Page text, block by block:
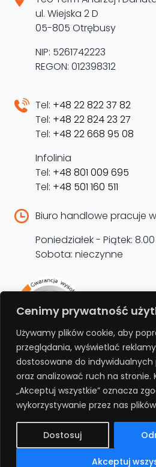
Cenimy prywatność
Używamy plików cookie, aby
przeglądania, wyświetlać
dostosowane do
oraz analizować ruch na stronie.
„Akceptuj wszystkie” oznacza
wykorzystywanie przez nas
Dostosuj
Akceptuj
ul. Wiejska 2 D
05-805 Otrębusy
NIP: 5261742223
REGON: 012398312
Tel: +48 22 822 37 82
Tel: +48 22 824 23 27
Tel: +48 22 668 95 08
Infolinia
Tel: +48 801 009 695
Tel: +48 501 160 511
Biuro handlowe pracuje
Poniedziałek - Piątek:
Sobota: nieczynne
Bezpłatnie przedłuż
miesięcy rejestrując produkt
REJESTRUJ
Polityka prywatności Regulamin